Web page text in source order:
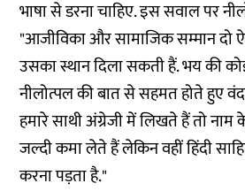
भाषा से डरना चाहिए. इस सवाल पर
"आजीविका और सामाजिक सम्मान दो
उसका स्थान दिला सकती हैं. भय की
नीलोत्पल की बात से सहमत होते हुए
हमारे साथी अंग्रेजी में लिखते हैं तो
जल्दी कमा लेते हैं लेकिन वहीं हिंदी
करना पड़ता है."